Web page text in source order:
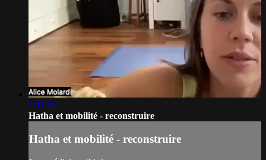
1:11:23
Hatha et mobilité - reconstruire
Hatha et mobilité - reconstruire